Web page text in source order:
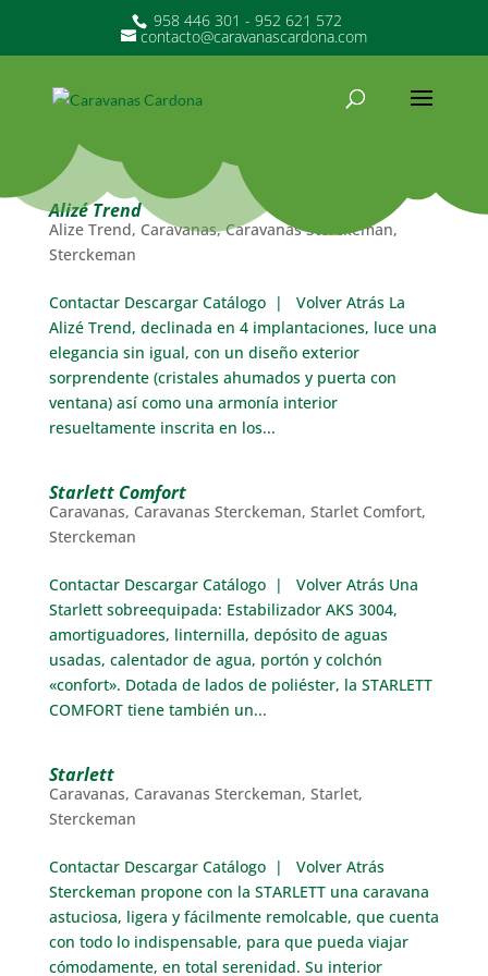
958 446 301 - 952 621 572
contacto@caravanascardona.com
Alizé Trend
Alize Trend, Caravanas,Caravanas Sterckeman,
Sterckeman
Contactar Descargar Catálogo | Volver Atrás La
Alizé Trend, declinada en 4 implantaciones, luce una
elegancia sin igual, con un diseño exterior
sorprendente (cristales ahumados y puerta con
ventana) así como una armonía interior
resueltamente inscrita en los...
Starlett Comfort
Caravanas, Caravanas Sterckeman, Starlet Comfort,
Sterckeman
Contactar Descargar Catálogo | Volver Atrás Una
Starlett sobreequipada: Estabilizador AKS 3004,
amortiguadores, linternilla, depósito de aguas
usadas, calentador de agua, portón y colchón
«confort». Dotada de lados de poliéster, la STARLETT
COMFORT tiene también un...
Starlett
Caravanas, Caravanas Sterckeman, Starlet,
Sterckeman
Contactar Descargar Catálogo | Volver Atrás
Sterckeman propone con la STARLETT una caravana
astuciosa, ligera y fácilmente remolcable, que cuenta
con todo lo indispensable, para que pueda viajar
cómodamente, en total serenidad. Su interior